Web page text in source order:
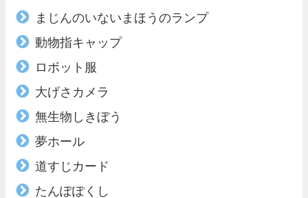
まじんのいないまほうのランプ
動物指キャップ
ロボット服
大げさカメラ
無生物しきぼう
夢ホール
道すじカード
たんぽぽくし